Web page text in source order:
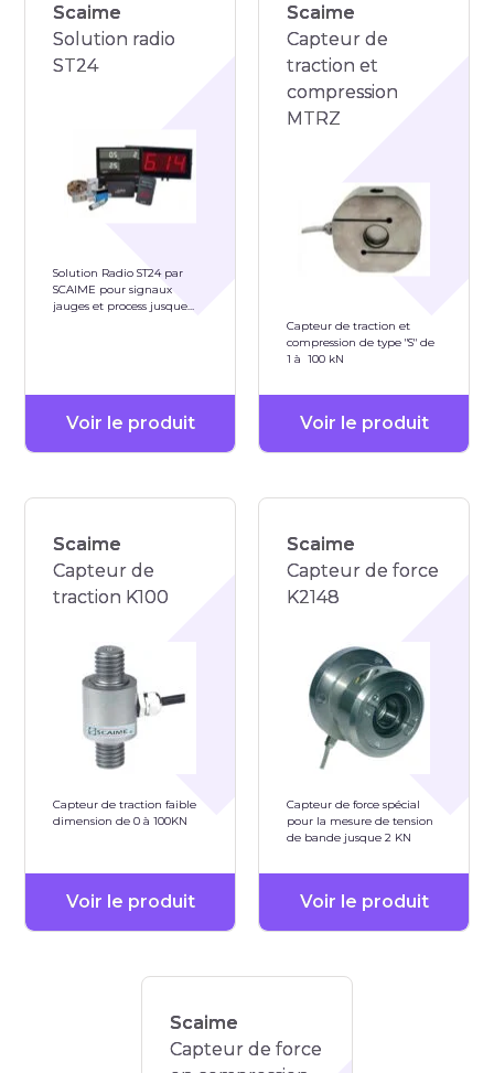
Scaime
Solution radio
ST24
Solution Radio ST24 par
SCAIME pour signaux
jauges et process jusque
Voir le produit
Scaime
Capteur de
traction et
compression
MTRZ
Capteur de traction et
compression de type "S" de
1 à 100 kN
Voir le produit
Scaime
Capteur de
traction K100
Capteur de traction faible
dimension de 0 à 100KN
Voir le produit
Scaime
Capteur de force
K2148
Capteur de force spécial
pour la mesure de tension
de bande jusque 2 KN
Voir le produit
Scaime
Capteur de force